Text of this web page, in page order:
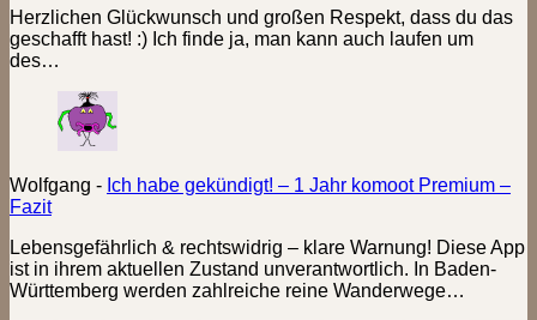
Herzlichen Glückwunsch und großen Respekt, dass du das
geschafft hast! :) Ich finde ja, man kann auch laufen um
des…
Wolfgang - Ich habe gekündigt! – 1 Jahr komoot Premium –
Fazit
Lebensgefährlich & rechtswidrig – klare Warnung! Diese App
ist in ihrem aktuellen Zustand unverantwortlich. In Baden-
Württemberg werden zahlreiche reine Wanderwege…